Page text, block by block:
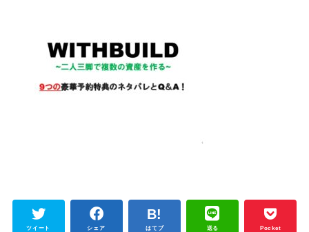
ツイート シェア はてブ 送る Pocket